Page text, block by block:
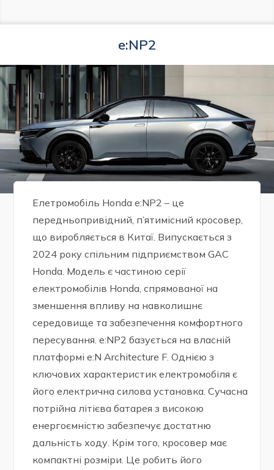
e:NP2
Елетромобіль Honda e:NP2 – це
передньопривідний, п’ятимісний кросовер,
що виробляється в Китаї. Випускається з
2024 року спільним підприємством GAC
Honda. Модель є частиною серії
електромобілів Honda, спрямованої на
зменшення впливу на навколишнє
середовище та забезпечення комфортного
пересування. e:NP2 базується на власній
платформі e:N Architecture F. Однією з
ключових характеристик електромобіля є
його електрична силова установка. Сучасна
потрійна літієва батарея з високою
енергоємністю забезпечує достатню
дальність ходу. Крім того, кросовер має
компактні розміри. Це робить його